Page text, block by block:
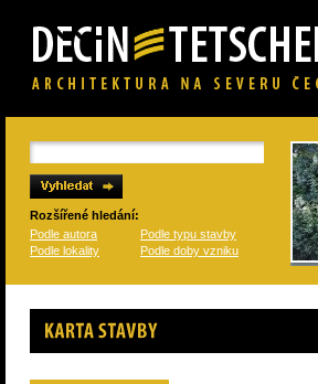
Rozšířené hledání:
Podle autora
Podle typu stavby
Podle lokality
Podle doby vzniku
Karta stavby